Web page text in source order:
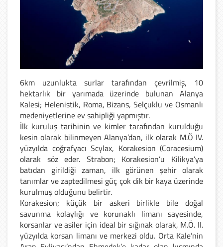
6km uzunlukta surlar tarafından çevrilmiş, 10
hektarlık bir yarımada üzerinde bulunan Alanya
Kalesi; Helenistik, Roma, Bizans, Selçuklu ve Osmanlı
medeniyetlerine ev sahipliği yapmıştır.
İlk kuruluş tarihinin ve kimler tarafından kurulduğu
kesin olarak bilinmeyen Alanya’dan, ilk olarak M.Ö IV.
yüzyılda coğrafyacı Scylax, Korakesion (Coracesium)
olarak söz eder. Strabon; Korakesion’u Kilikya’ya
batıdan girildiği zaman, ilk görünen şehir olarak
tanımlar ve zaptedilmesi güç çok dik bir kaya üzerinde
kurulmuş olduğunu belirtir.
Korakesion; küçük bir askeri birlikle bile doğal
savunma kolaylığı ve korunaklı limanı sayesinde,
korsanlar ve asiler için ideal bir sığınak olarak, M.Ö. II.
yüzyılda korsan limanı ve merkezi oldu. Orta Kale’nin